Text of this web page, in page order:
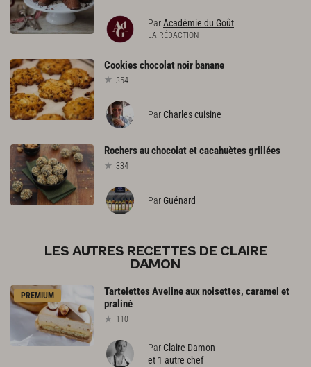
ParAcadémie du Goût
LA RÉDACTION
Cookieschocolatnoir banane
354
Par Charles cuisine
Rochersauchocolatetcacahuètesgrillées
334
ParGuénard
LES AUTRES RECETTES DE CLAIRE
DAMON
PREMIUM TartelettesAvelineauxnoisettes, caramel et
praliné
110
Par Claire Damon
et 1 autre chef